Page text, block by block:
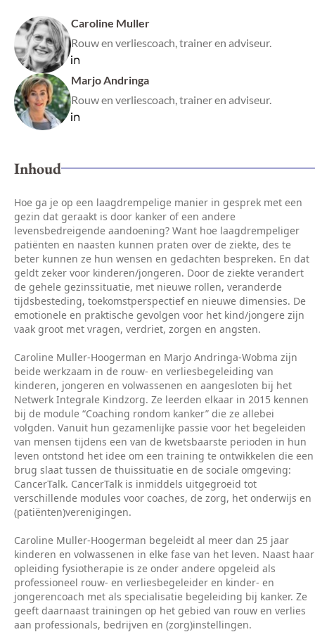
Caroline Muller
Rouw en verliescoach, trainer en adviseur.
Marjo Andringa
Rouw en verliescoach, trainer en adviseur.
Inhoud
Hoe ga je op een laagdrempelige manier in gesprek met een
gezin dat geraakt is door kanker of een andere
levensbedreigende aandoening? Want hoe laagdrempeliger
patiënten en naasten kunnen praten over de ziekte, des te
beter kunnen ze hun wensen en gedachten bespreken. En dat
geldt zeker voor kinderen/jongeren. Door de ziekte verandert
de gehele gezinssituatie, met nieuwe rollen, veranderde
tijdsbesteding, toekomstperspectief en nieuwe dimensies. De
emotionele en praktische gevolgen voor het kind/jongere zijn
vaak groot met vragen, verdriet, zorgen en angsten.
Caroline Muller-Hoogerman en Marjo Andringa-Wobma zijn
beide werkzaam in de rouw- en verliesbegeleiding van
kinderen, jongeren en volwassenen en aangesloten bij het
Netwerk Integrale Kindzorg. Ze leerden elkaar in 2015 kennen
bij de module “Coaching rondom kanker” die ze allebei
volgden. Vanuit hun gezamenlijke passie voor het begeleiden
van mensen tijdens een van de kwetsbaarste perioden in hun
leven ontstond het idee om een training te ontwikkelen die een
brug slaat tussen de thuissituatie en de sociale omgeving:
CancerTalk. CancerTalk is inmiddels uitgegroeid tot
verschillende modules voor coaches, de zorg, het onderwijs en
(patiënten)verenigingen.
Caroline Muller-Hoogerman begeleidt al meer dan 25 jaar
kinderen en volwassenen in elke fase van het leven. Naast haar
opleiding fysiotherapie is ze onder andere opgeleid als
professioneel rouw- en verliesbegeleider en kinder- en
jongerencoach met als specialisatie begeleiding bij kanker. Ze
geeft daarnaast trainingen op het gebied van rouw en verlies
aan professionals, bedrijven en (zorg)instellingen.